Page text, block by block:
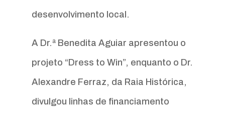
desenvolvimento local.
A Dr.ª Benedita Aguiar apresentou o
projeto “Dress to Win”, enquanto o Dr.
Alexandre Ferraz, da Raia Histórica,
divulgou linhas de financiamento